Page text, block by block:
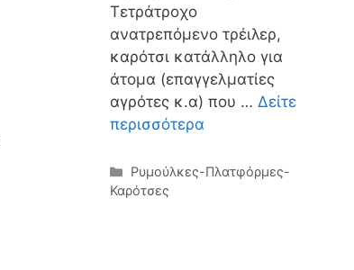
Τετράτροχο
ανατρεπόμενο τρέιλερ,
καρότσι κατάλληλο για
άτομα (επαγγελματίες
αγρότες κ.α) που … Δείτε
περισσότερα
Κατηγορίες
Ρυμούλκες-Πλατφόρμες-
Καρότσες